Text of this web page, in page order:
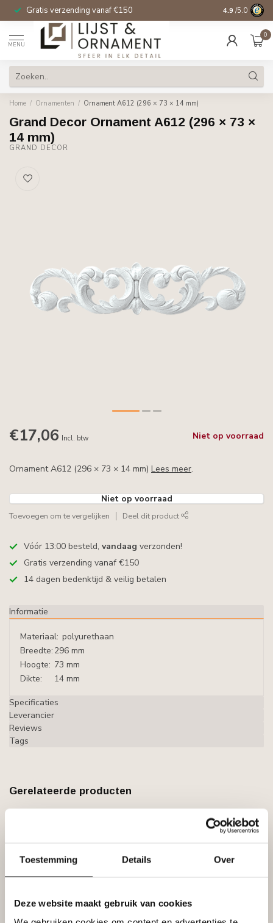
Toestemming Details Over
Deze website maakt gebruik van cookies
Gratis verzending vanaf €150 14 dagen
4.9 /5.0
MENU
0
Home / Ornamenten / Ornament A612 (296 × 73 × 14 mm)
Grand Decor Ornament A612 (296 × 73 ×
14 mm)
GRAND DECOR
€17,06 Incl. btw Niet op voorraad
Ornament A612 (296 × 73 × 14 mm) Lees meer.
Niet op voorraad
Toevoegen om te vergelijken Deel dit product
Vóór 13:00 besteld, vandaag verzonden!
Gratis verzending vanaf €150
14 dagen bedenktijd & veilig betalen
Informatie
Materiaal: polyurethaan
Breedte: 296 mm
Hoogte: 73 mm
Dikte:
14 mm
Specificaties
Leverancier
Reviews
Tags
Gerelateerde producten
Niet op voorraad
€100,82
Art Décor 3D Letters
Polyurethaan Alfabet en
Symbolen ca. 20 cm hoog